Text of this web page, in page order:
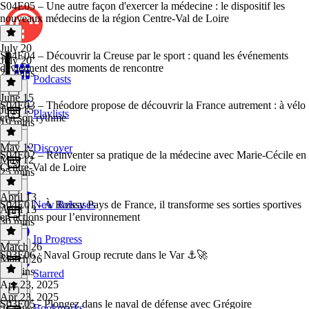
Podcasts
Playlists
Discover
New Releases
In Progress
Starred
S04E05 – Une autre façon d'exercer la médecine : le dispositif les
nouveaux médecins de la région Centre-Val de Loire
July 20
July 20
21 mins
S04E04 – Découvrir la Creuse par le sport : quand les événements
deviennent des moments de rencontre
June 15
June 15
19 mins
S04E03 – Théodore propose de découvrir la France autrement : à vélo
et à son rythme
May 12
May 12
25 mins
S04E02 – Réinventer sa pratique de la médecine avec Marie-Cécile en
Centre-Val de Loire
April 13
April 13
30 mins
S04E01 - À Roissy Pays de France, il transforme ses sorties sportives
en actions pour l’environnement
March 26
March 26
27 mins
S03E06 : Naval Group recrute dans le Var ⚓🚀
Apr 23, 2025
Apr 23, 2025
S03E05 - Plongez dans le naval de défense avec Grégoire